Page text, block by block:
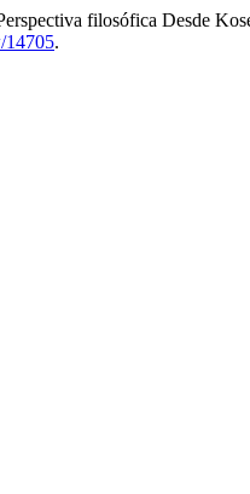
filosófica Desde
14705.